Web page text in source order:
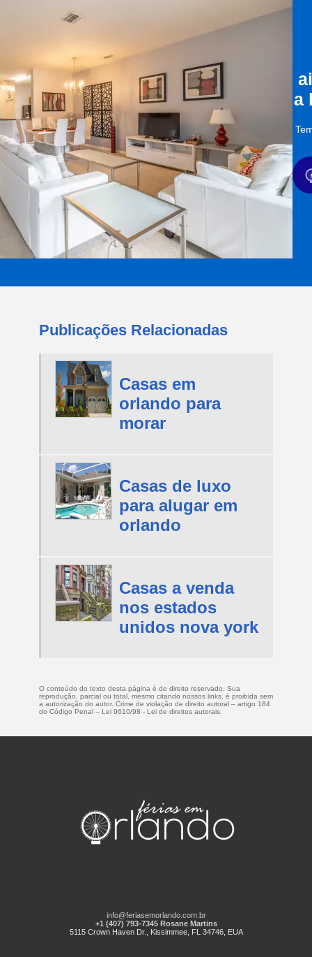
a
Publicações Relacionadas
Casas em
orlando para
morar
Casas de luxo
para alugar em
orlando
Casas a venda
nos estados
unidos nova york
O conteúdo do texto desta página é de direito reservado. Sua
reprodução, parcial ou total, mesmo citando nossos links, é proibida sem
a autorização do autor. Crime de violação de direito autoral – artigo 184
do Código Penal – Lei 9610/98 - Lei de direitos autorais
info@feriasemorlando.com.br
+1 (407) 793-7345 Rosane Martins
5115 Crown Haven Dr., Kissimmee, FL 34746, EUA